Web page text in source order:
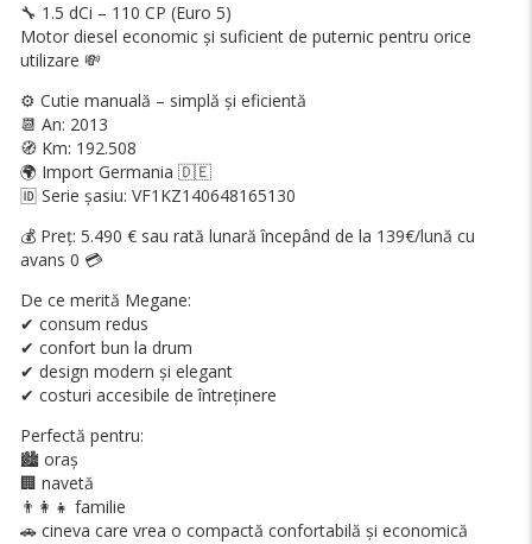
🔧 1.5 dCi – 110 CP (Euro 5)
Motor diesel economic și suficient de puternic pentru orice
utilizare 💸
⚙️ Cutie manuală – simplă și eficientă
📆 An: 2013
🧭 Km: 192.508
🌍 Import Germania 🇩🇪
🆔 Serie șasiu: VF1KZ140648165130
💰 Preț: 5.490 € sau rată lunară începând de la 139€/lună cu
avans 0 💳
De ce merită Megane:
✔ consum redus
✔ confort bun la drum
✔ design modern și elegant
✔ costuri accesibile de întreținere
Perfectă pentru:
🏙 oraș
🏢 navetă
👨‍👩‍👧 familie
🚗 cineva care vrea o compactă confortabilă și economică